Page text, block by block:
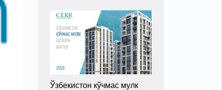
Ўзбекистон кўчмас мулк